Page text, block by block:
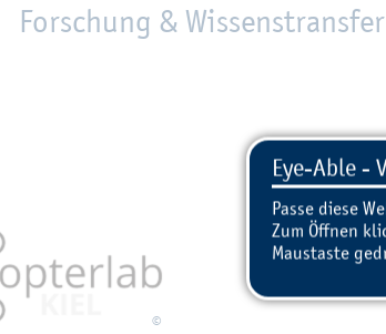
Forschung & Wissenstransfer
©